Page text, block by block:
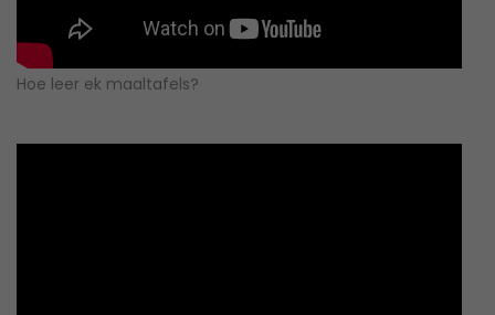
Hoe leer ek maaltafels?